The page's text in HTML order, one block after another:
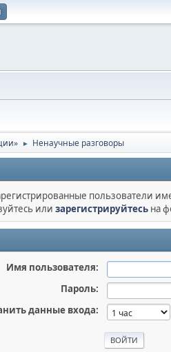
► Ненаучные разговоры
пользователи
или зарегистрируйтесь на
Имя пользователя:
Пароль:
данные входа: